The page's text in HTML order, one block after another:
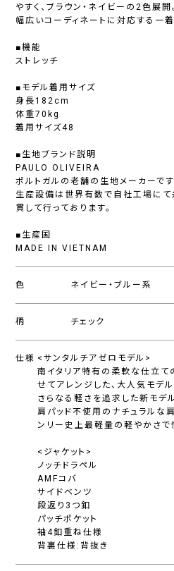
やすく、ブラウン・ネイビーの2色展開。
幅広いコーディネートに対応する一着
■機能
ストレッチ
■モデル着用サイズ
身長182cm
体重70kg
着用サイズ48
■生地ブランド説明
PAULO OLIVEIRA
ポルトガルの老舗の生地メーカーです
生産設備は世界有数で自社工場に
貫して行っております。
■生産国
MADE IN VIETNAM
色 ネイビー・ブルー系
柄 チェック
仕様 <サンタルチアゼロモデル>
南イタリア特有の柔軟な仕立
せてアレンジした、大人気モデル
さらなる軽さを追求した新モデル
肩パッド不使用のナチュラルな
ンリー史上最軽量の軽やかさで
<ジャケット>
ノッチドラペル
AMFコバ
サイドベンツ
段返り3つ釦
パッチポケット
袖4釦重ね仕様
背裏仕様:背抜き